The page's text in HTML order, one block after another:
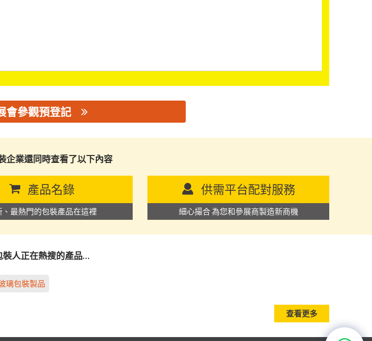
會參觀預登記
企業還同時查看了以下內容
產品名錄
、最熱門的包裝產品在這裡
供需平台配對服務
細心撮合 為您和參展商製造新商機
裝人正在熱搜的產品…
璃包裝製品
查看更多